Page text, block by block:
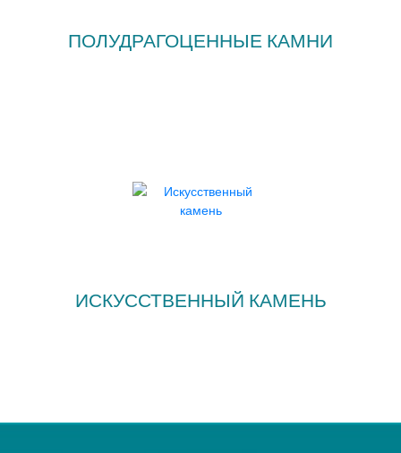
ПОЛУДРАГОЦЕННЫЕ КАМНИ
ИСКУССТВЕННЫЙ КАМЕНЬ